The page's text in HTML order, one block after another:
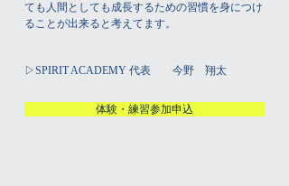
ても人間としても成長するための習慣を身につけ
ることが出来ると考えてます。
​▷SPIRIT ACADEMY 代表 今野 翔太
体験・練習参加申込